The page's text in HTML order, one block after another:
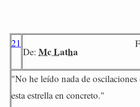
21
De: Mc Latha
"No he leído nada de oscilaciones
esta estrella en concreto."